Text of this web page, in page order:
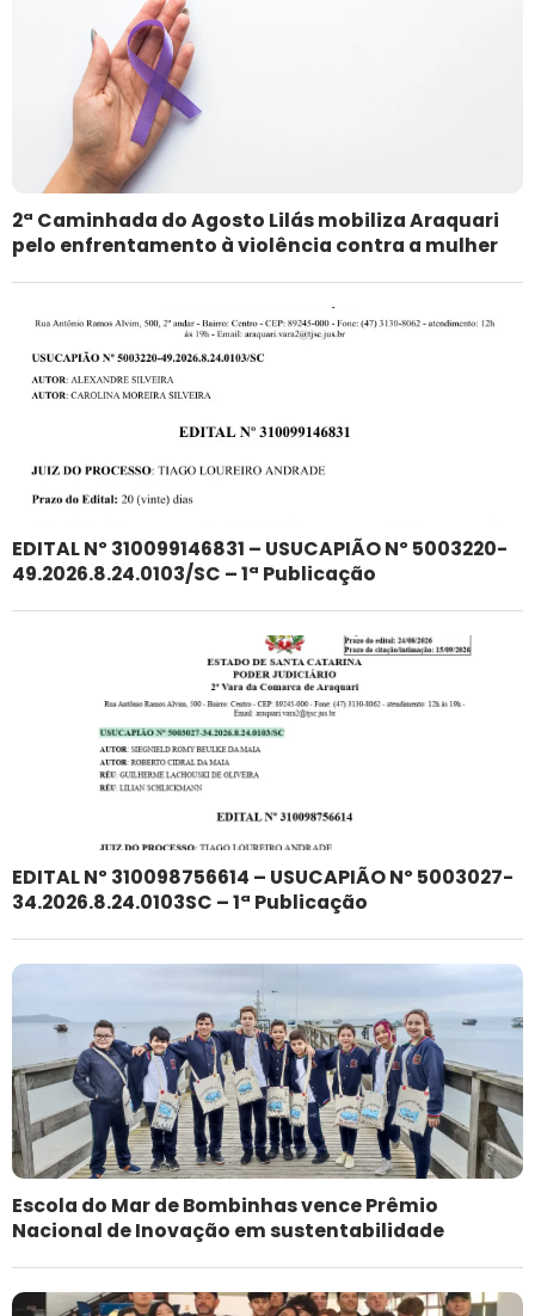
2ª Caminhada do Agosto Lilás mobiliza Araquari
pelo enfrentamento à violência contra a mulher
EDITAL Nº 310099146831 – USUCAPIÃO Nº 5003220-
49.2026.8.24.0103/SC – 1ª Publicação
EDITAL Nº 310098756614 – USUCAPIÃO Nº 5003027-
34.2026.8.24.0103SC – 1ª Publicação
Escola do Mar de Bombinhas vence Prêmio
Nacional de Inovação em sustentabilidade